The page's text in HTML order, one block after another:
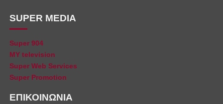
SUPER MEDIA
Super 904
MY television
Super Web Services
Super Promotion
ΕΠΙΚΟΙΝΩΝΙΑ